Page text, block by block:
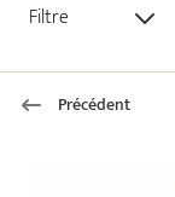
Filtre
Précédent